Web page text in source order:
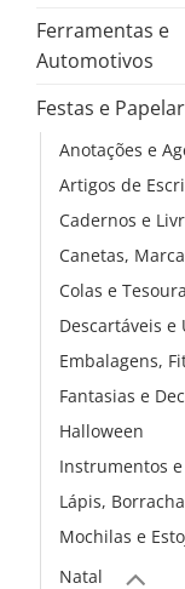
Ferramentas e
Automotivos
Festas e
Anotações e
Artigos de
Cadernos e
Canetas,
Colas e
Descartáveis e
Embalagens,
Fantasias e
Halloween
Instrumentos e
Lápis,
Mochilas e
Natal